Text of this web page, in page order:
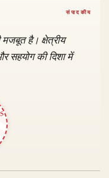
मजबूत है। क्षेत्रीय
सहयोग की दिशा में